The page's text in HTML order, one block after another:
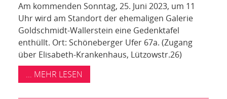
Am kommenden Sonntag, 25. Juni 2023, um 11
Uhr wird am Standort der ehemaligen Galerie
Goldschmidt-Wallerstein eine Gedenktafel
enthüllt. Ort: Schöneberger Ufer 67a. (Zugang
über Elisabeth-Krankenhaus, Lützowstr.26)
... MEHR LESEN